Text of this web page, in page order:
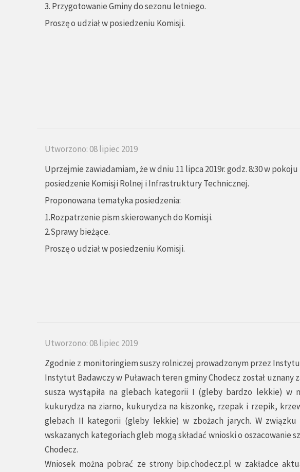
3. Przygotowanie Gminy do sezonu letniego.
Proszę o udział w posiedzeniu Komisji.
Utworzono: 08 lipiec 2019
Uprzejmie zawiadamiam, że w dniu 11 lipca 2019r. godz. 8:30 w
posiedzenie Komisji Rolnej i Infrastruktury Technicznej.
Proponowana tematyka posiedzenia:
1.Rozpatrzenie pism skierowanych do Komisji.
2.Sprawy bieżące.
Proszę o udział w posiedzeniu Komisji.
Utworzono: 08 lipiec 2019
Zgodnie z monitoringiem suszy rolniczej prowadzonym przez
Instytut Badawczy w Puławach teren gminy Chodecz został uznany
susza wystąpiła na glebach kategorii I (gleby bardzo lekkie) w
kukurydza na ziarno, kukurydza na kiszonkę, rzepak i rzepik,
glebach II kategorii (gleby lekkie) w zbożach jarych. W
wskazanych kategoriach gleb mogą składać wnioski o oszacowanie
Chodecz.
Wniosek można pobrać ze strony bip.chodecz.pl w zakładce